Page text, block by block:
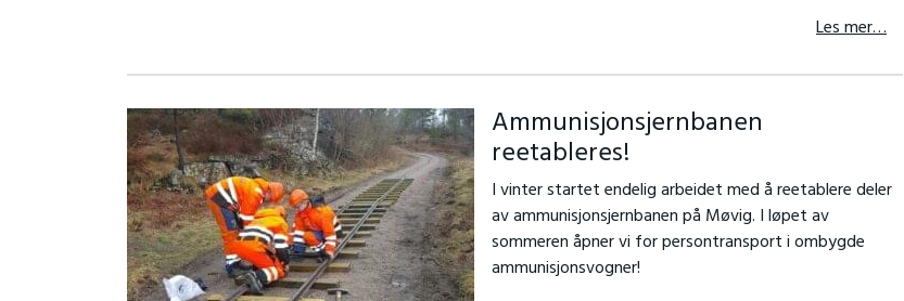
Les mer…
Ammunisjonsjernbanen
reetableres!
I vinter startet endelig arbeidet med å reetablere deler
av ammunisjonsjernbanen på Møvig. I løpet av
sommeren åpner vi for persontransport i ombygde
ammunisjonsvogner!